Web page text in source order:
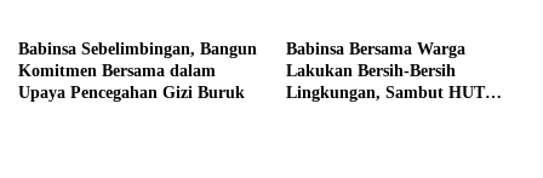
Babinsa Sebelimbingan, Bangun
Komitmen Bersama dalam
Upaya Pencegahan Gizi Buruk
Babinsa Bersama Warga
Lakukan Bersih-Bersih
Lingkungan, Sambut HUT